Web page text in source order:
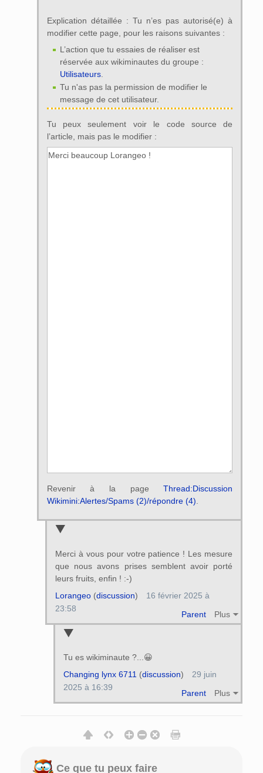
Explication détaillée : Tu n’es pas autorisé(e) à
modifier cette page, pour les raisons suivantes :
L’action que tu essaies de réaliser est
réservée aux wikiminautes du groupe :
Utilisateurs
Tu n'as pas la permission de modifier le
message de cet utilisateur.
Tu peux seulement voir le code source de
l’article, mais pas le modifier :
Revenir à la pageThread:Discussion
Wikimini:Alertes/Spams (2)/répondre (4)
Merci à vous pour votre patience ! Les mesure
que nous avons prises semblent avoir porté
leurs fruits, enfin ! :-)
Parent Plus
Lorangeo(discussion)
16 février 2025 à
23:58
Tu es wikiminaute ?...😀
Parent Plus
Changing lynx 6711(discussion)
29 juin
2025 à 16:39
Ce que tu peux faire